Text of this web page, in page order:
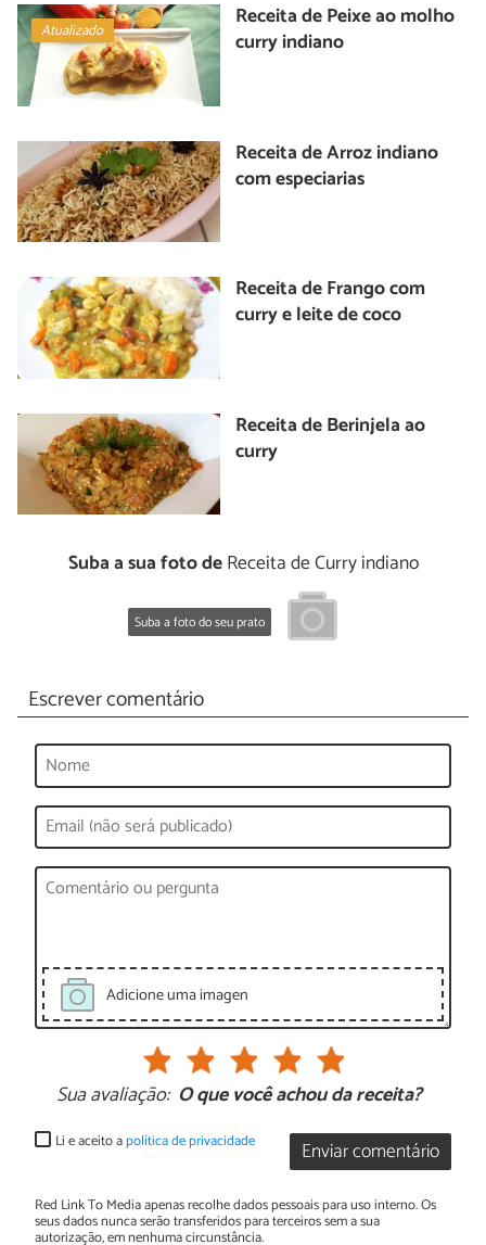
Atualizado
Receita de Peixe ao molho
curry indiano
Receita de Arroz indiano
com especiarias
Receita de Frango com
curry e leite de coco
Receita de Berinjela ao
curry
Suba a sua foto deReceita de Curry indiano
Suba a foto do seu prato
Escrever comentário
Adicione uma imagen
Sua avaliação: O que você achou da receita?
Enviar comentário
Li e aceito apolítica de privacidade
Red Link To Media apenas recolhe dados pessoais para uso interno. Os
seus dados nunca serão transferidos para terceiros sem a sua
autorização, em nenhuma circunstância.